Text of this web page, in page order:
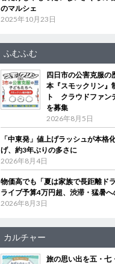
のマルシェ
2025年10月23日
ふむふむ
四日市の公害克服の
本『スモックリン』
ト クラウドファン
を募集
2026年8月5日
「中東発」値上げラッシュが本
げ、約3年ぶりの多さに
2026年8月4日
物価高でも「夏は家族で長距離ド
ライブ予算4万円超、渋滞・猛暑
2026年8月3日
カルチャー
旅の思い出を五・